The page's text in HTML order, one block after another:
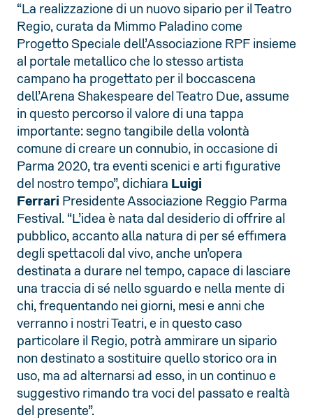
“La realizzazione di un nuovo sipario per il Teatro
Regio, curata da Mimmo Paladino come
Progetto Speciale dell’Associazione RPF insieme
al portale metallico che lo stesso artista
campano ha progettato per il boccascena
dell’Arena Shakespeare del Teatro Due, assume
in questo percorso il valore di una tappa
importante: segno tangibile della volontà
comune di creare un connubio, in occasione di
Parma 2020, tra eventi scenici e arti figurative
del nostro tempo”, dichiara Luigi
Ferrari Presidente Associazione Reggio Parma
Festival. “L’idea è nata dal desiderio di offrire al
pubblico, accanto alla natura di per sé effimera
degli spettacoli dal vivo, anche un’opera
destinata a durare nel tempo, capace di lasciare
una traccia di sé nello sguardo e nella mente di
chi, frequentando nei giorni, mesi e anni che
verranno i nostri Teatri, e in questo caso
particolare il Regio, potrà ammirare un sipario
non destinato a sostituire quello storico ora in
uso, ma ad alternarsi ad esso, in un continuo e
suggestivo rimando tra voci del passato e realtà
del presente”.